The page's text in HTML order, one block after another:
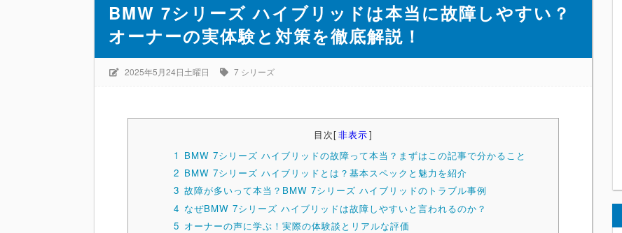
BMW 7シリーズ ハイブリッドは本当に故障しやすい？
オーナーの実体験と対策を徹底解説！
2025年5月24日土曜日 7 シリーズ
目次[非表示]
1 BMW 7シリーズ ハイブリッドの故障って本当？まずはこの記事で分かること
2 BMW 7シリーズ ハイブリッドとは？基本スペックと魅力を紹介
3 故障が多いって本当？BMW 7シリーズ ハイブリッドのトラブル事例
4 なぜBMW 7シリーズ ハイブリッドは故障しやすいと言われるのか？
5 オーナーの声に学ぶ！実際の体験談とリアルな評価